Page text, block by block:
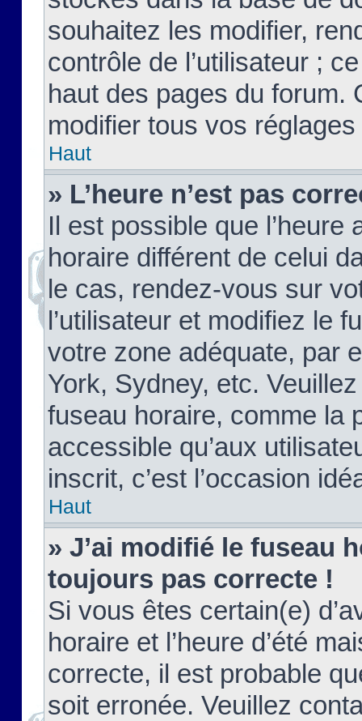
souhaitez les modifier,
contrôle de l’utilisateur ;
haut des pages du forum.
modifier tous vos
Haut
» L’heure n’est pas
Il est possible que
horaire différent de celui
le cas, rendez-vous sur
l’utilisateur et modifiez le
votre zone adéquate, par
York, Sydney, etc.
fuseau horaire, comme la
accessible qu’aux
inscrit, c’est l’occasion
Haut
» J’ai modifié le fuseau
toujours pas correcte !
Si vous êtes certain(e)
horaire et l’heure d’été
correcte, il est probable
soit erronée. Veuillez